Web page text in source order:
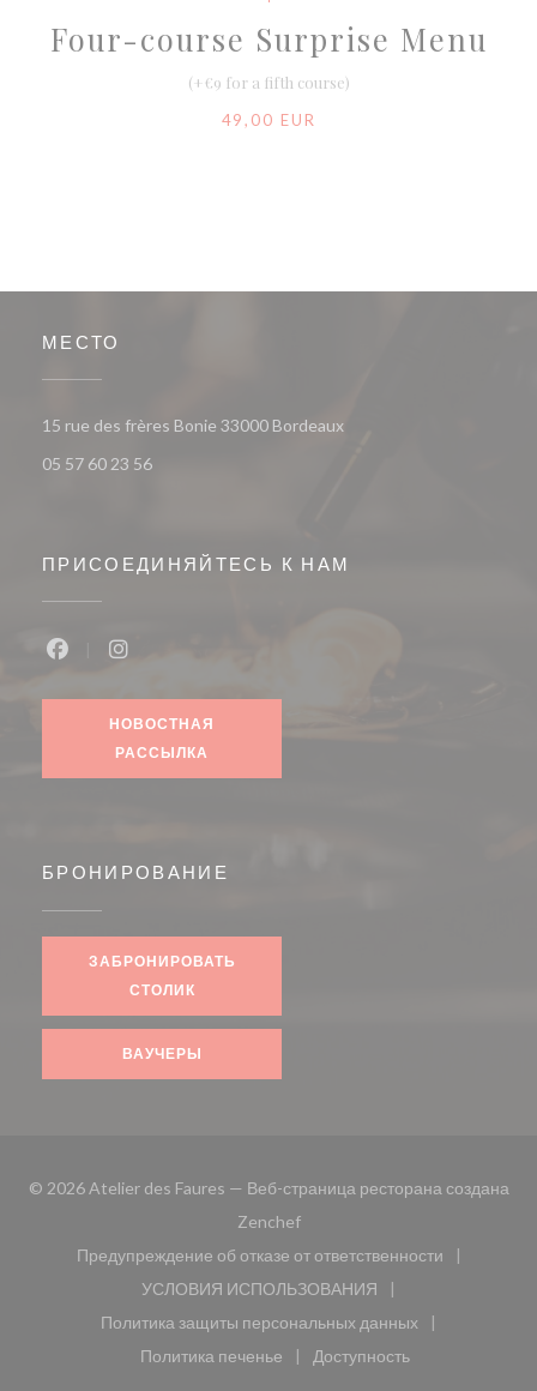
Four-course Surprise Menu
(+€9 for a fifth course)
49,00 EUR
МЕСТО
15 rue des frères Bonie 33000 Bordeaux((открывается в новом
05 57 60 23 56
ПРИСОЕДИНЯЙТЕСЬ К НАМ
НОВОСТНАЯ
РАССЫЛКА
БРОНИРОВАНИЕ
ЗАБРОНИРОВАТЬ
СТОЛИК
ВАУЧЕРЫ
© 2026 Atelier des Faures — Веб-страница ресторана создана
Zenchef((открывается в новом окне))
Предупреждение об отказе от ответственности
((открывается в новом окне))
УСЛОВИЯ ИСПОЛЬЗОВАНИЯ
((открывается в новом окне))
Политика защиты персональных данных
((открывается в новом окне))
Политика печенье
((открывается в новом окне))
Доступность